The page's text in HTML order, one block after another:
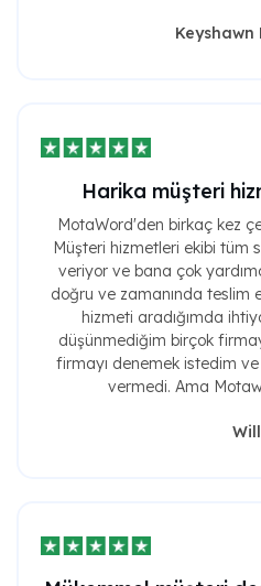
Keyshawn
Harika müşteri
MotaWord'den birkaç kez
Müşteri hizmetleri ekibi tüm
veriyor ve bana çok
doğru ve zamanında teslim
hizmeti aradığımda
düşünmediğim birçok
firmayı denemek istedim
vermedi. Ama
Will